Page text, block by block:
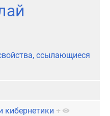
ссылающиеся
кибернетики +